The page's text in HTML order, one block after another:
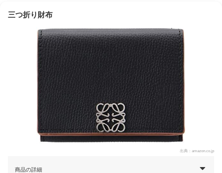
三つ折り財布
出典： amazon.co.jp
商品の詳細